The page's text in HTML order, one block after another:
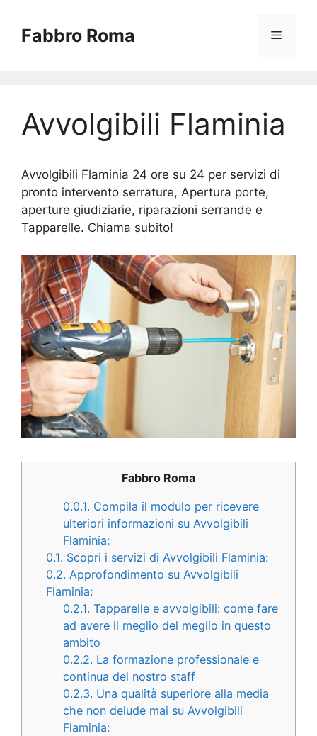
contenuto
Fabbro Roma Menu
Avvolgibili Flaminia
Avvolgibili Flaminia 24 ore su 24 per servizi di
pronto intervento serrature, Apertura porte,
aperture giudiziarie, riparazioni serrande e
Tapparelle. Chiama subito!
Fabbro Roma
0.0.1. Compila il modulo per ricevere
ulteriori informazioni su Avvolgibili
Flaminia:
0.1. Scopri i servizi di Avvolgibili Flaminia:
0.2. Approfondimento su Avvolgibili
Flaminia:
0.2.1. Tapparelle e avvolgibili: come fare
ad avere il meglio del meglio in questo
ambito
0.2.2. La formazione professionale e
continua del nostro staff
0.2.3. Una qualità superiore alla media
che non delude mai su Avvolgibili
Flaminia: